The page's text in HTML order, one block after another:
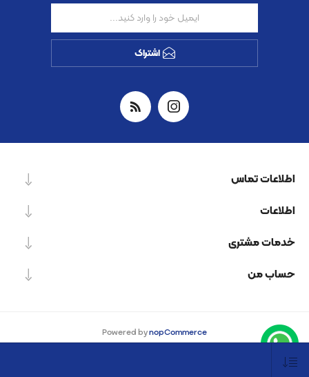
اشتراک
اطلاعات تماس
اطلاعات
خدمات مشتری
حساب من
Powered bynopCommerce
Designed byNop-Templates.com